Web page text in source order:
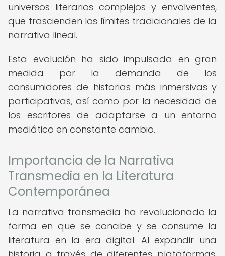
universos literarios complejos y envolventes,
que trascienden los límites tradicionales de la
narrativa lineal.
Esta evolución ha sido impulsada en gran
medida por la demanda de los
consumidores de historias más inmersivas y
participativas, así como por la necesidad de
los escritores de adaptarse a un entorno
mediático en constante cambio.
Importancia de la Narrativa
Transmedia en la Literatura
Contemporánea
La narrativa transmedia ha revolucionado la
forma en que se concibe y se consume la
literatura en la era digital. Al expandir una